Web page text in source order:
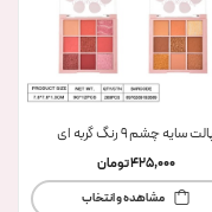
سایه چشم 9 رنگ گربه ای
425,000تومان
مشاهده و انتخاب